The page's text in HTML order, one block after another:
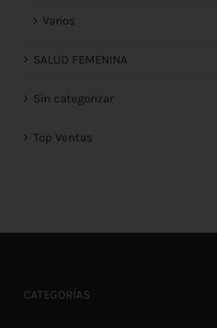
Varios
SALUD FEMENINA
Sin categorizar
Top Ventas
CATEGORÍAS